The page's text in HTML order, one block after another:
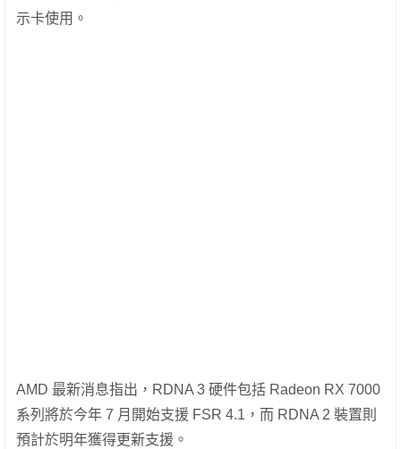
示卡使用。
AMD 最新消息指出，RDNA 3 硬件包括 Radeon RX 7000
系列將於今年 7 月開始支援 FSR 4.1，而 RDNA 2 裝置則
預計於明年獲得更新支援。